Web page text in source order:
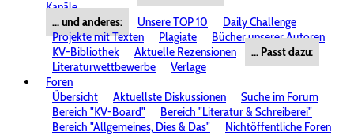
Kanäle
... und anderes:
Unsere TOP 10
Daily Challenge
Projekte mit Texten
Plagiate
Bücher unserer Autoren
KV-Bibliothek
Aktuelle Rezensionen
... Passt dazu:
Literaturwettbewerbe
Verlage
Foren
Übersicht
Aktuellste Diskussionen
Suche im Forum
Bereich "KV-Board"
Bereich "Literatur & Schreiberei"
Bereich "Allgemeines, Dies & Das"
Nichtöffentliche Foren